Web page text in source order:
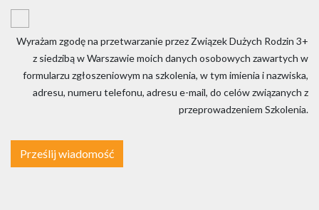
Wyrażam zgodę na przetwarzanie przez Związek Dużych Rodzin 3+
z siedzibą w Warszawie moich danych osobowych zawartych w
formularzu zgłoszeniowym na szkolenia, w tym imienia i nazwiska,
adresu, numeru telefonu, adresu e-mail, do celów związanych z
przeprowadzeniem Szkolenia.
Prześlij wiadomość